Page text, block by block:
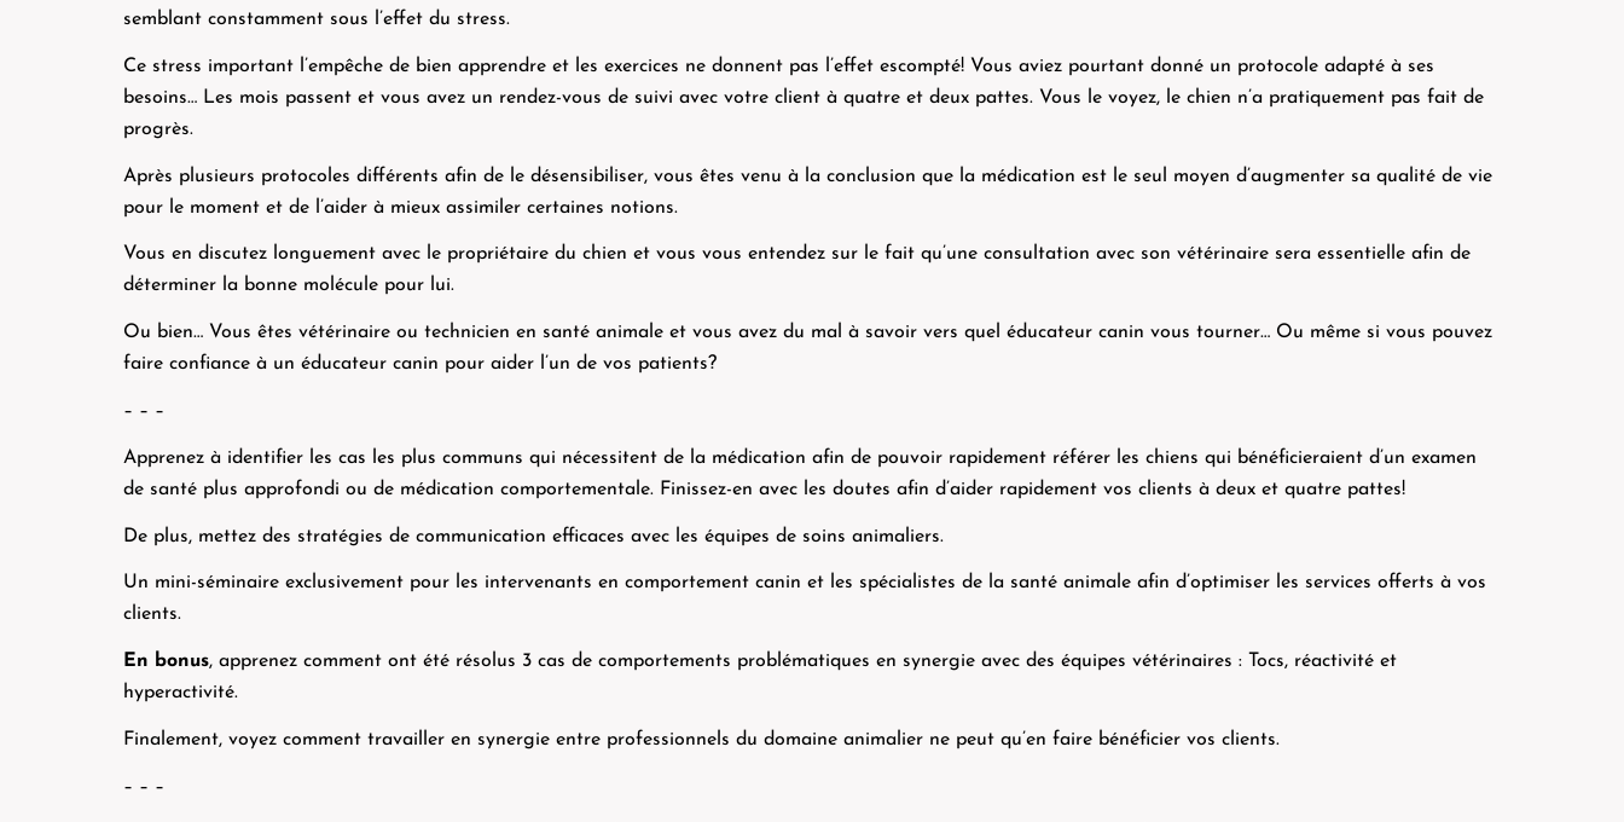
semblant constamment sous l’effet du stress.
Ce stress important l’empêche de bien apprendre et les exercices ne donnent pas l’effet escompté! Vous aviez pourtant donné un protocole adapté à ses
besoins… Les mois passent et vous avez un rendez-vous de suivi avec votre client à quatre et deux pattes. Vous le voyez, le chien n’a pratiquement pas fait de
progrès.
Après plusieurs protocoles différents afin de le désensibiliser, vous êtes venu à la conclusion que la médication est le seul moyen d’augmenter sa qualité de vie
pour le moment et de l’aider à mieux assimiler certaines notions.
Vous en discutez longuement avec le propriétaire du chien et vous vous entendez sur le fait qu’une consultation avec son vétérinaire sera essentielle afin de
déterminer la bonne molécule pour lui.
Ou bien… Vous êtes vétérinaire ou technicien en santé animale et vous avez du mal à savoir vers quel éducateur canin vous tourner… Ou même si vous pouvez
faire confiance à un éducateur canin pour aider l’un de vos patients?
– – –
Apprenez à identifier les cas les plus communs qui nécessitent de la médication afin de pouvoir rapidement référer les chiens qui bénéficieraient d’un examen
de santé plus approfondi ou de médication comportementale. Finissez-en avec les doutes afin d’aider rapidement vos clients à deux et quatre pattes!
De plus, mettez des stratégies de communication efficaces avec les équipes de soins animaliers.
Un mini-séminaire exclusivement pour les intervenants en comportement canin et les spécialistes de la santé animale afin d’optimiser les services offerts à vos
clients.
En bonus, apprenez comment ont été résolus 3 cas de comportements problématiques en synergie avec des équipes vétérinaires : Tocs, réactivité et
hyperactivité.
Finalement, voyez comment travailler en synergie entre professionnels du domaine animalier ne peut qu’en faire bénéficier vos clients.
– – –